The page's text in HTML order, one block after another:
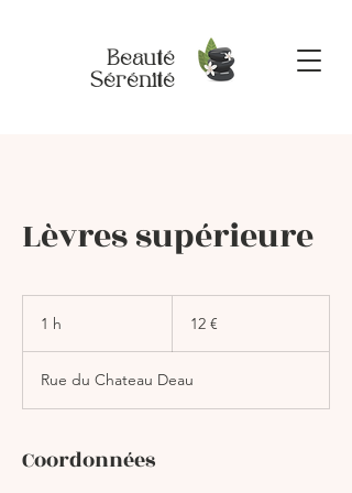
Beauté
Sérénité
Lèvres supérieure
1 h 12 €
Rue du Chateau Deau
Coordonnées